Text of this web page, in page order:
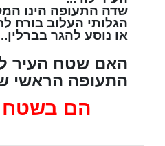
שדה התעופה הינו
הגלותי העלוב בורח
או נוסע להגר
האם שטח העיר
התעופה הראשי
הם בשטח